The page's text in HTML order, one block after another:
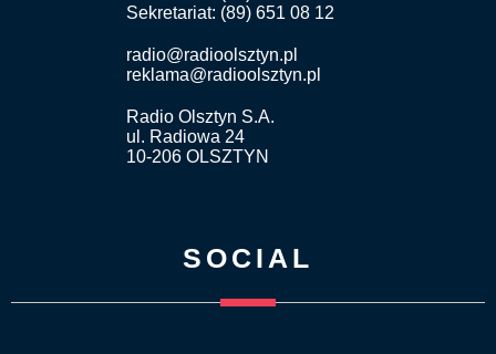
Sekretariat: (89) 651 08 12
radio@radioolsztyn.pl
reklama@radioolsztyn.pl
Radio Olsztyn S.A.
ul. Radiowa 24
10-206 OLSZTYN
SOCIAL